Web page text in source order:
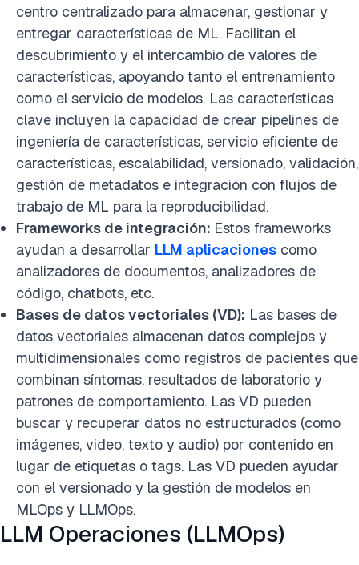
centro centralizado para almacenar, gestionar y
entregar características de ML. Facilitan el
descubrimiento y el intercambio de valores de
características, apoyando tanto el entrenamiento
como el servicio de modelos. Las características
clave incluyen la capacidad de crear pipelines de
ingeniería de características, servicio eficiente de
características, escalabilidad, versionado, validación,
gestión de metadatos e integración con flujos de
trabajo de ML para la reproducibilidad.
Frameworks de integración: Estos frameworks
ayudan a desarrollar LLM aplicaciones como
analizadores de documentos, analizadores de
código, chatbots, etc.
Bases de datos vectoriales (VD): Las bases de
datos vectoriales almacenan datos complejos y
multidimensionales como registros de pacientes que
combinan síntomas, resultados de laboratorio y
patrones de comportamiento. Las VD pueden
buscar y recuperar datos no estructurados (como
imágenes, video, texto y audio) por contenido en
lugar de etiquetas o tags. Las VD pueden ayudar
con el versionado y la gestión de modelos en
MLOps y LLMOps.
LLM Operaciones (LLMOps)